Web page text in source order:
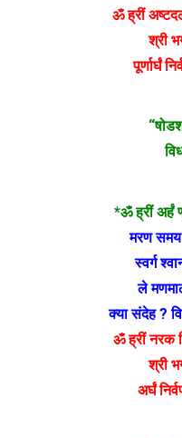
ॐ ह्रीं
श्री
पूर्णार्घं
*ॐ ह्रीं अर्हं
मरण
स्वर्ग
ले
क्या संदेह ?
ॐ ह्रीं नरक
श्री
अर्घं